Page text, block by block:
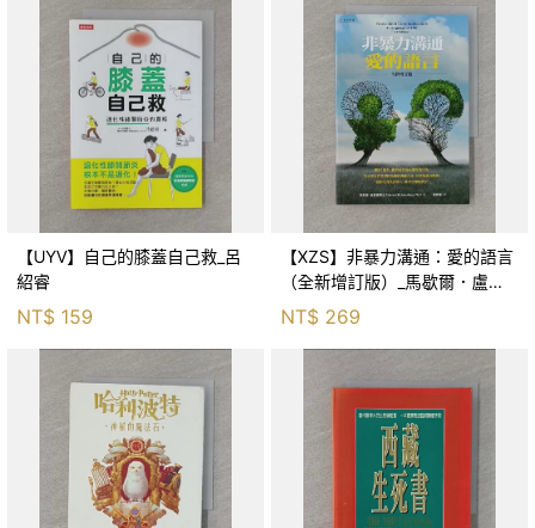
【UYV】自己的膝蓋自己救_呂
紹睿
NT$ 159
【XZS】非暴力溝通：愛的語言
（全新增訂版）_馬歇爾．盧森
堡, 蕭寶森
NT$ 269